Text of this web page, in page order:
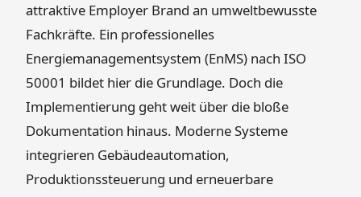
attraktive Employer Brand an umweltbewusste
Fachkräfte. Ein professionelles
Energiemanagementsystem (EnMS) nach ISO
50001 bildet hier die Grundlage. Doch die
Implementierung geht weit über die bloße
Dokumentation hinaus. Moderne Systeme
integrieren Gebäudeautomation,
Produktionssteuerung und erneuerbare